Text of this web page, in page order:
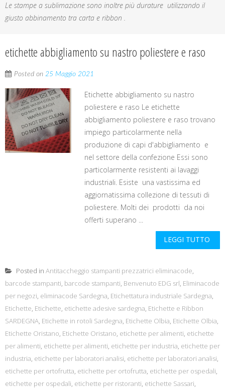
Le stampe a sublimazione sono inoltre più durature utilizzando il
giusto abbinamento tra carta e ribbon .
etichette abbigliamento su nastro poliestere e raso
Posted on 25 Maggio 2021
Etichette abbigliamento su nastro
poliestere e raso Le etichette
abbigliamento poliestere e raso trovano
impiego particolarmente nella
produzione di capi d'abbigliamento e
nel settore della confezione Essi sono
particolarmente resistenti ai lavaggi
industriali. Esiste una vastissima ed
aggiornatissima collezione di tessuti di
poliestere. Molti dei prodotti da noi
offerti superano ...
LEGGI TUTTO
Posted in Antitaccheggio stampanti prezzatrici eliminacode,
barcode stampanti, barcode stampanti, Benvenuto EDG srl, Eliminacode
per negozi, eliminacode Sardegna, Etichettatura industriale Sardegna,
Etichette, Etichette, etichette adesive sardegna, Etichette e Ribbon
SARDEGNA, Etichette in rotoli Sardegna, Etichette Olbia, Etichette Olbia,
Etichette Oristano, Etichette Oristano, etichette per alimenti, etichette
per alimenti, etichette per alimenti, etichette per industria, etichette per
industria, etichette per laboratori analisi, etichette per laboratori analisi,
etichette per ortofrutta, etichette per ortofrutta, etichette per ospedali,
etichette per ospedali, etichette per ristoranti, etichette Sassari,